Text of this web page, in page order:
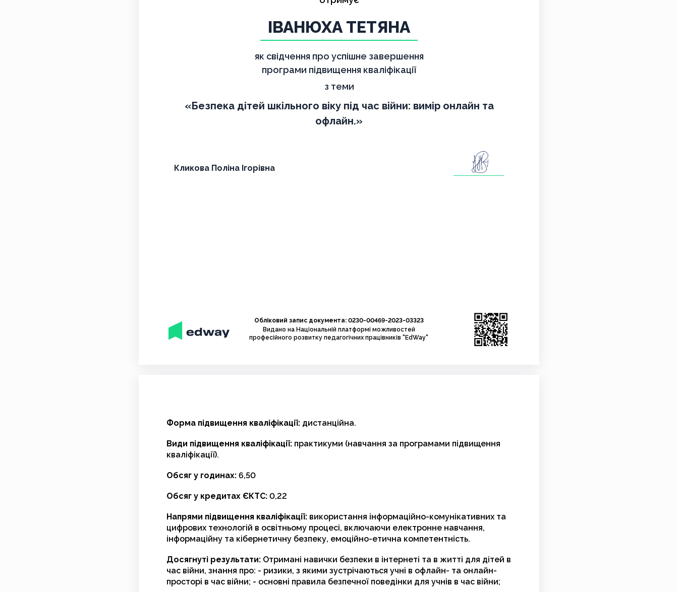
ІВАНЮХА ТЕТЯНА
як свідчення про успішне завершення
програми підвищення кваліфікації
з теми
«Безпека дітей шкільного віку під час війни: вимір онлайн та
офлайн.»
Кликова Поліна Ігорівна
Обліковий запис документа: 0230-00469-2023-03323
Видано на Національній платформі можливостей
професійного розвитку педагогічних працівників "EdWay"
Форма підвищення кваліфікації: дистанційна.
Види підвищення кваліфікації: практикуми (навчання за програмами підвищення
кваліфікації).
Обсяг у годинах: 6,50
Обсяг у кредитах ЄКТС: 0,22
Напрями підвищення кваліфікації: використання інформаційно-комунікативних та
цифрових технологій в освітньому процесі, включаючи електронне навчання,
інформаційну та кібернетичну безпеку, емоційно-етична компетентність.
Досягнуті результати: Отримані навички безпеки в інтернеті та в житті для дітей в
час війни, знання про: - ризики, з якими зустрічаються учні в офлайн- та онлайн-
просторі в час війни; - основні правила безпечної поведінки для учнів в час війни;